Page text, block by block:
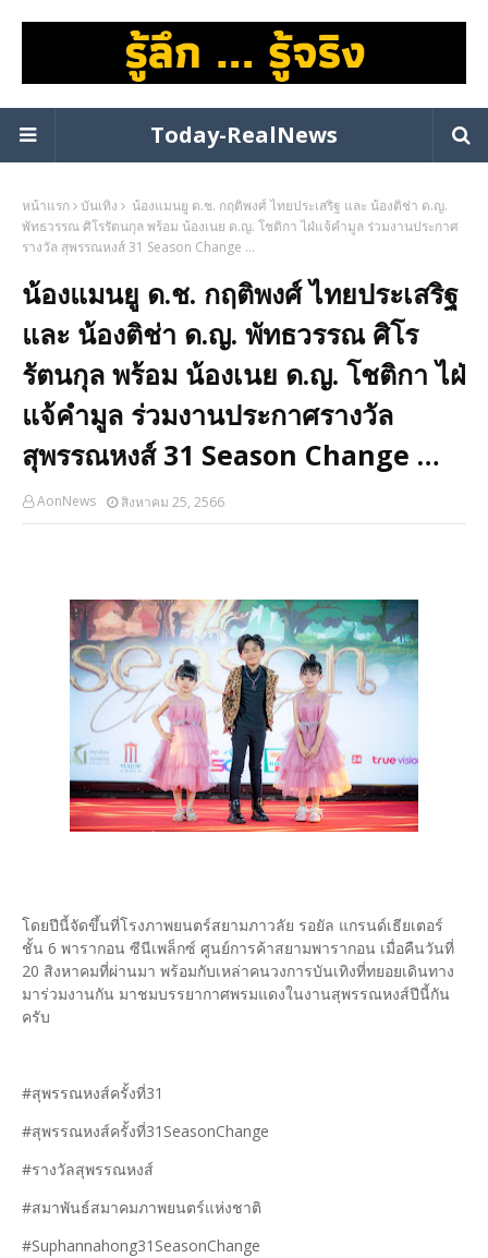
Today-RealNews
หน้าแรก บันเทิง
น้องแมนยู ด.ช. กฤติพงศ์ ไทยประเสริฐ และ น้องติช่า ด.ญ.
พัทธวรรณ ศิโรรัตนกุล พร้อม น้องเนย ด.ญ. โชติกา ไฝ่แจ้คำมูล ร่วมงานประกาศ
รางวัล สุพรรณหงส์ 31 Season Change …
น้องแมนยู ด.ช. กฤติพงศ์ ไทยประเสริฐ
และ น้องติช่า ด.ญ. พัทธวรรณ ศิโร
รัตนกุล พร้อม น้องเนย ด.ญ. โชติกา ไฝ่
แจ้คำมูล ร่วมงานประกาศรางวัล
สุพรรณหงส์ 31 Season Change …
AonNews สิงหาคม 25, 2566
โดยปีนี้จัดขึ้นที่โรงภาพยนตร์สยามภาวลัย รอยัล แกรนด์เธียเตอร์
ชั้น 6 พารากอน ซีนีเพล็กซ์ ศูนย์การค้าสยามพารากอน เมื่อคืนวันที่
20 สิงหาคมที่ผ่านมา พร้อมกับเหล่าคนวงการบันเทิงที่ทยอยเดินทาง
มาร่วมงานกัน มาชมบรรยากาศพรมแดงในงานสุพรรณหงส์ปีนี้กัน
ครับ
#สุพรรณหงส์ครั้งที่31
#สุพรรณหงส์ครั้งที่31SeasonChange
#รางวัลสุพรรณหงส์
#สมาพันธ์สมาคมภาพยนตร์แห่งชาติ
#Suphannahong31SeasonChange